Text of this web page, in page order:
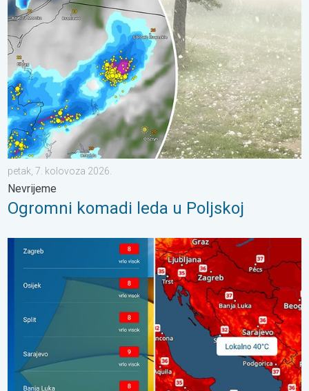
petak, 7. kolovoza 2026.
Nevrijeme
Ogromni komadi leda u Poljskoj
Toplinski val, lokalno 40°C. Još toplije?. Visok UV indeks. . .